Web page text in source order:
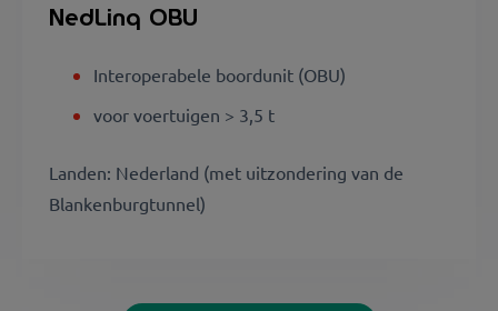
NedLinq OBU
Interoperabele boordunit (OBU)
voor voertuigen > 3,5 t
Landen: Nederland (met uitzondering van de
Blankenburgtunnel)